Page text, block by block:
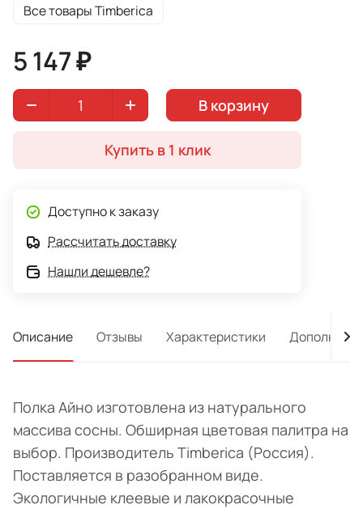
Все товары Timberica
5 147 ₽
В корзину
Купить в 1 клик
Доступно к заказу
Рассчитать доставку
Нашли дешевле?
Описание Отзывы Характеристики
Полка Айно изготовлена из натурального
массива сосны. Обширная цветовая палитра на
выбор. Производитель Timberica (Россия).
Поставляется в разобранном виде.
Экологичные клеевые и лакокрасочные